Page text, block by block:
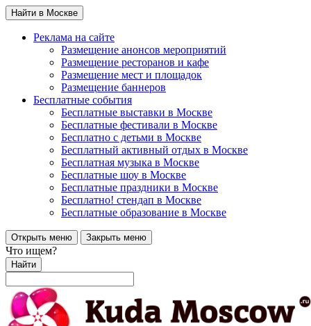
Найти в Москве
Реклама на сайте
Размещение анонсов мероприятий
Размещение ресторанов и кафе
Размещение мест и площадок
Размещение баннеров
Бесплатные события
Бесплатные выставки в Москве
Бесплатные фестивали в Москве
Бесплатно с детьми в Москве
Бесплатный активный отдых в Москве
Бесплатная музыка в Москве
Бесплатные шоу в Москве
Бесплатные праздники в Москве
Бесплатно! стендап в Москве
Бесплатные образование в Москве
Открыть меню Закрыть меню
Что ищем?
Найти